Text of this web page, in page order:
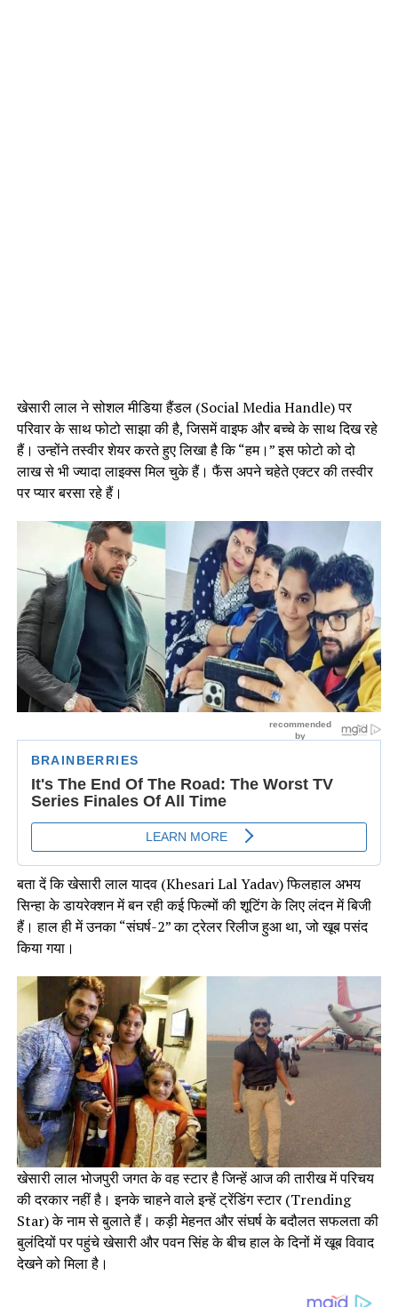
खेसारी लाल ने सोशल मीडिया हैंडल (Social Media Handle) पर
परिवार के साथ फोटो साझा की है, जिसमें वाइफ और बच्चे के साथ दिख रहे
हैं। उन्होंने तस्वीर शेयर करते हुए लिखा है कि “हम।” इस फोटो को दो
लाख से भी ज्यादा लाइक्स मिल चुके हैं। फैंस अपने चहेते एक्टर की तस्वीर
पर प्यार बरसा रहे हैं।
बता दें कि खेसारी लाल यादव (Khesari Lal Yadav) फिलहाल अभय
सिन्हा के डायरेक्शन में बन रही कई फिल्मों की शूटिंग के लिए लंदन में बिजी
हैं। हाल ही में उनका “संघर्ष-2” का ट्रेलर रिलीज हुआ था, जो खूब पसंद
किया गया।
खेसारी लाल भोजपुरी जगत के वह स्टार है जिन्हें आज की तारीख में परिचय
की दरकार नहीं है। इनके चाहने वाले इन्हें ट्रेंडिंग स्टार (Trending
Star) के नाम से बुलाते हैं। कड़ी मेहनत और संघर्ष के बदौलत सफलता की
बुलंदियों पर पहुंचे खेसारी और पवन सिंह के बीच हाल के दिनों में खूब विवाद
देखने को मिला है।